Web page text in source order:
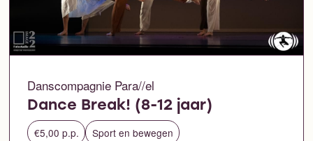
Danscompagnie Para//el
Dance Break! (8-12 jaar)
€5,00 p.p. Sport en bewegen